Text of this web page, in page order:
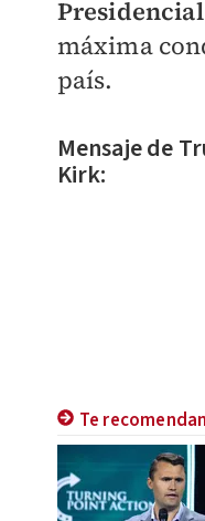
máxima
país.
Mensaje de
Kirk:
Te